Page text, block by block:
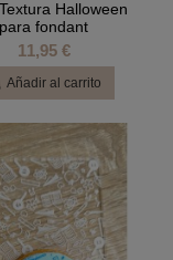
Halloween
para fondant
11,95 €
Añadir al carrito